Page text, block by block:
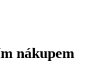
nákupem